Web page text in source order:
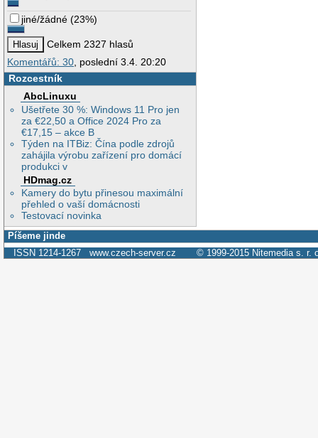
jiné/žádné (23%)
Celkem 2327 hlasů
Komentářů: 30, poslední 3.4. 20:20
Rozcestník
AbcLinuxu
Ušetřete 30 %: Windows 11 Pro jen
za €22,50 a Office 2024 Pro za
€17,15 – akce B
Týden na ITBiz: Čína podle zdrojů
zahájila výrobu zařízení pro domácí
produkci v
HDmag.cz
Kamery do bytu přinesou maximální
přehled o vaší domácnosti
Testovací novinka
Píšeme jinde
ISSN 1214-1267 www.czech-server.cz © 1999-2015 Nitemedia s. r.